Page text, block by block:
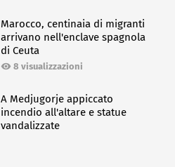
Marocco, centinaia di migranti
arrivano nell'enclave spagnola
di Ceuta
8 visualizzazioni
A Medjugorje appiccato
incendio all'altare e statue
vandalizzate